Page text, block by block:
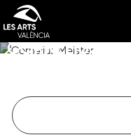
Simfònic
CORNELIUS